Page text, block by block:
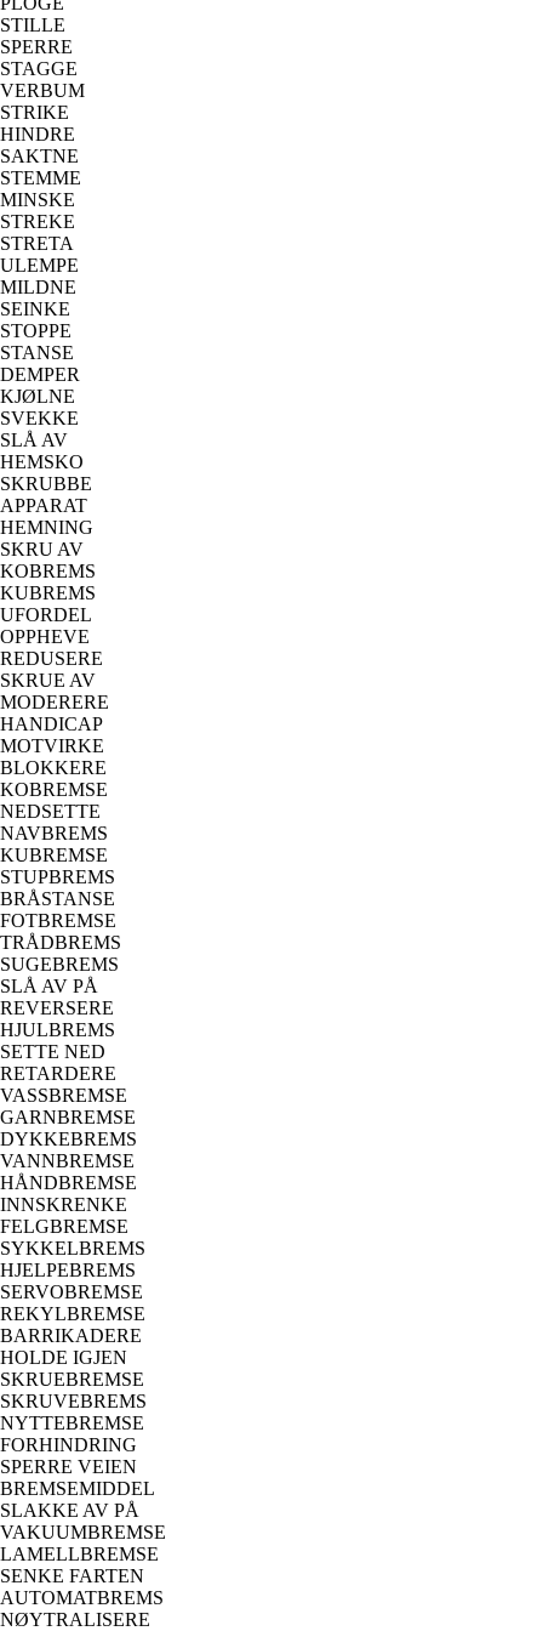
STILLE
SPERRE
STAGGE
VERBUM
STRIKE
HINDRE
SAKTNE
STEMME
MINSKE
STREKE
STRETA
ULEMPE
MILDNE
SEINKE
STOPPE
STANSE
DEMPER
KJØLNE
SVEKKE
SLÅ AV
HEMSKO
SKRUBBE
APPARAT
HEMNING
SKRU AV
KOBREMS
KUBREMS
UFORDEL
OPPHEVE
REDUSERE
SKRUE AV
MODERERE
HANDICAP
MOTVIRKE
BLOKKERE
KOBREMSE
NEDSETTE
NAVBREMS
KUBREMSE
STUPBREMS
BRÅSTANSE
FOTBREMSE
TRÅDBREMS
SUGEBREMS
SLÅ AV PÅ
REVERSERE
HJULBREMS
SETTE NED
RETARDERE
VASSBREMSE
GARNBREMSE
DYKKEBREMS
VANNBREMSE
HÅNDBREMSE
INNSKRENKE
FELGBREMSE
SYKKELBREMS
HJELPEBREMS
SERVOBREMSE
REKYLBREMSE
BARRIKADERE
HOLDE IGJEN
SKRUEBREMSE
SKRUVEBREMS
NYTTEBREMSE
FORHINDRING
SPERRE VEIEN
BREMSEMIDDEL
SLAKKE AV PÅ
VAKUUMBREMSE
LAMELLBREMSE
SENKE FARTEN
AUTOMATBREMS
NØYTRALISERE